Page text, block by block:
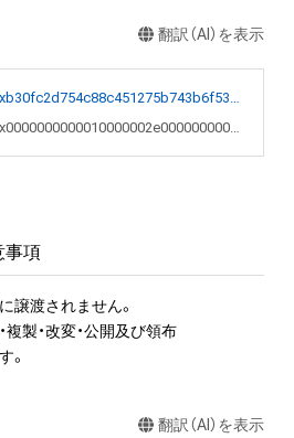
翻訳（AI）を表示
0xb30fc2d754c88c451275b743b6f530f19f643683
0x0000000000010000002e0000000005b4
事項
譲渡されません。
製・改変・公開及び領布
。
翻訳（AI）を表示